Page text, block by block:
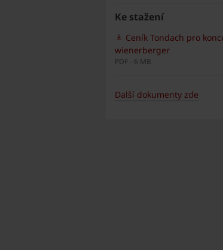
Ke stažení
Ceník Tondach pro
wienerberger
PDF - 6 MB
Další dokumenty zde